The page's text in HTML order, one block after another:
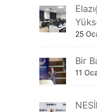
25
Bir
11